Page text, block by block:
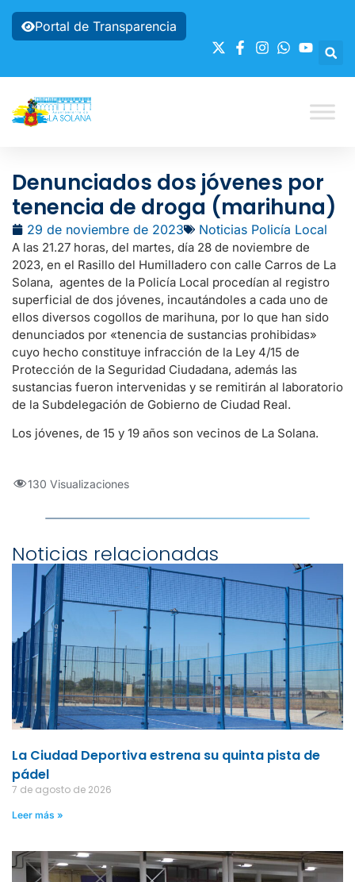
Portal de Transparencia
Denunciados dos jóvenes por
tenencia de droga (marihuna)
29 de noviembre de 2023 Noticias Policía Local
A las 21.27 horas, del martes, día 28 de noviembre de
2023, en el Rasillo del Humilladero con calle Carros de La
Solana, agentes de la Policía Local procedían al registro
superficial de dos jóvenes, incautándoles a cada uno de
ellos diversos cogollos de marihuna, por lo que han sido
denunciados por «tenencia de sustancias prohibidas»
cuyo hecho constituye infracción de la Ley 4/15 de
Protección de la Seguridad Ciudadana, además las
sustancias fueron intervenidas y se remitirán al laboratorio
de la Subdelegación de Gobierno de Ciudad Real.
Los jóvenes, de 15 y 19 años son vecinos de La Solana.
130 Visualizaciones
Noticias relacionadas
La Ciudad Deportiva estrena su quinta pista de
pádel
7 de agosto de 2026
Leer más »